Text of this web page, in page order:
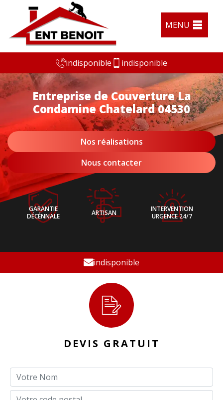
MENU
indisponible indisponible
Entreprise de Couverture La
Condamine Chatelard 04530
Nos réalisations
Nous contacter
GARANTIE
DÉCÉNNALE
ARTISAN
INTERVENTION
URGENCE 24/7
indisponible
DEVIS GRATUIT